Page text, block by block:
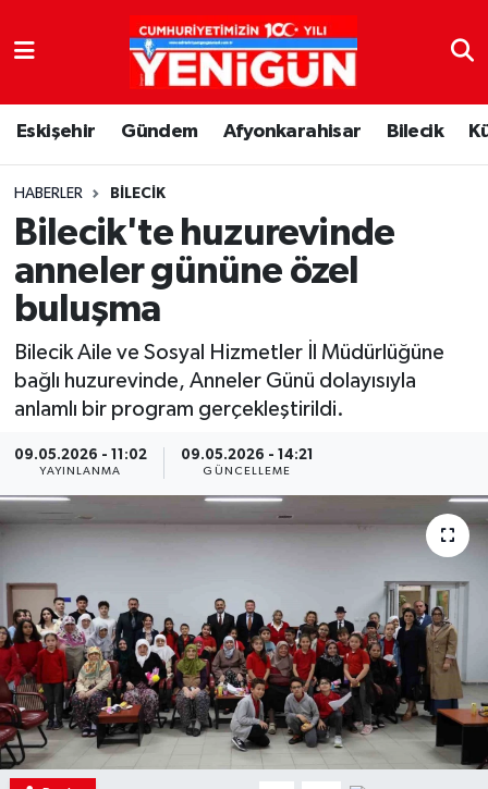
Eskişehir Gündem Afyonkarahisar Bilecik
HABERLER BILECIK
Bilecik'te huzurevinde
anneler gününe özel
buluşma
Bilecik Aile ve Sosyal Hizmetler İl Müdürlüğüne
bağlı huzurevinde, Anneler Günü dolayısıyla
anlamlı bir program gerçekleştirildi.
09.05.2026 - 11:02
YAYINLANMA
09.05.2026 - 14:21
GÜNCELLEME
Nöbetçi Eczaneler
Hava Durumu
Trafik Durumu
Süper Lig Puan Durumu ve Fikstür
Tüm Manşetler
Son Dakika Haberleri
Haber Arşivi